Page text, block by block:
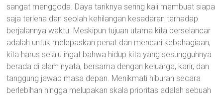
sangat menggoda. Daya tariknya sering kali membuat siapa
saja terlena dan seolah kehilangan kesadaran terhadap
berjalannya waktu. Meskipun tujuan utama kita berselancar
adalah untuk melepaskan penat dan mencari kebahagiaan,
kita harus selalu ingat bahwa hidup kita yang sesungguhnya
berada di alam nyata, bersama dengan keluarga, karir, dan
tanggung jawab masa depan. Menikmati hiburan secara
berlebihan hingga melupakan skala prioritas adalah sebuah